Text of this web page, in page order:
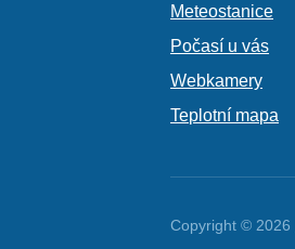
Meteostanice
Počasí u vás
Webkamery
Teplotní mapa
Copyright © 2026